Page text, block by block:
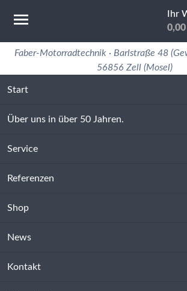
Motorradtechnik Erfahrung in 50
Faber-Motorradtechnik · Barlstraße 48
56856 Zell (Mosel)
Start
Über uns in über 50 Jahren.
Service
Referenzen
Shop
News
Kontakt
Ihr
0,00